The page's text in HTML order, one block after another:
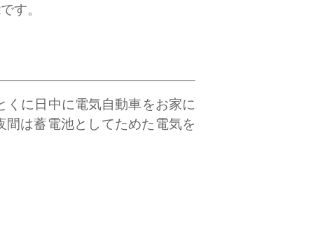
す。
に日中に電気自動車をお家に
は蓄電池としてためた電気を